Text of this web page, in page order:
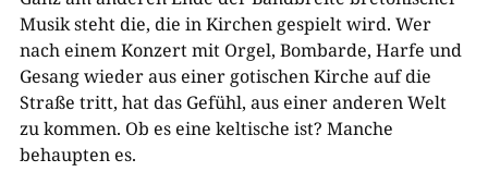
Musik steht die, die in Kirchen gespielt wird. Wer
nach einem Konzert mit Orgel, Bombarde, Harfe und
Gesang wieder aus einer gotischen Kirche auf die
Straße tritt, hat das Gefühl, aus einer anderen Welt
zu kommen. Ob es eine keltische ist? Manche
behaupten es.